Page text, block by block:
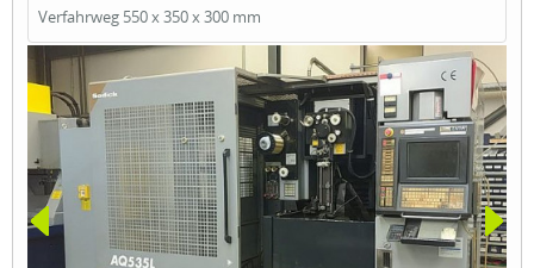
Verfahrweg 550 x 350 x 300 mm